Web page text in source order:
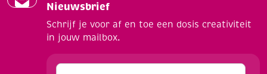
Nieuwsbrief
Schrijf je voor af en toe een dosis creativiteit
in jouw mailbox.